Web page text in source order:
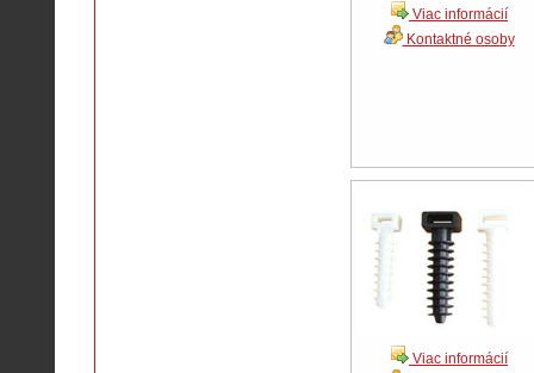
Viac informácií
Kontaktné osoby
Viac informácií